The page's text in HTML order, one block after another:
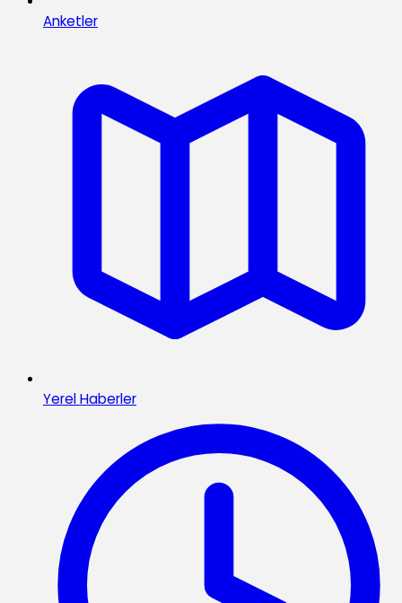
Anketler
Yerel Haberler